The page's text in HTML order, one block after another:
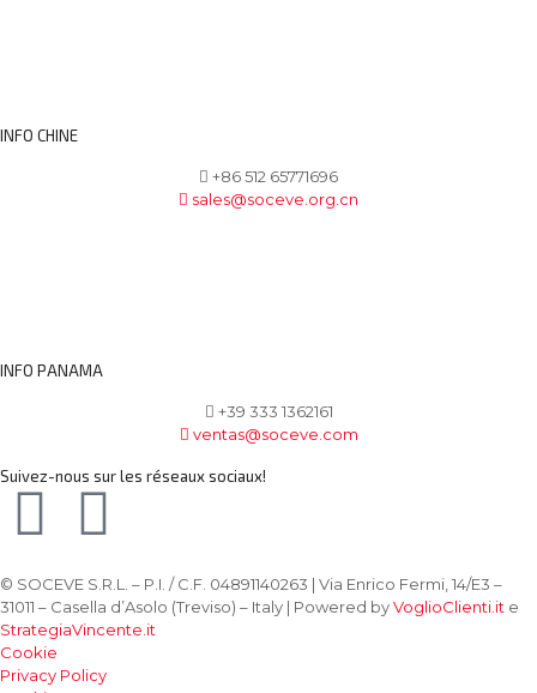
INFO CHINE
+86 512 65771696
sales@soceve.org.cn
INFO PANAMA
+39 333 1362161
ventas@soceve.com
Suivez-nous sur les réseaux sociaux!
© SOCEVE S.R.L. – P.I. / C.F. 04891140263 | Via Enrico Fermi, 14/E3 –
31011 – Casella d’Asolo (Treviso) – Italy | Powered byVoglioClienti.it e
StrategiaVincente.it
Cookie
Privacy Policy